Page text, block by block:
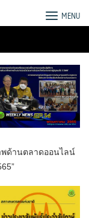
MENU
พด้านตลาดออนไลน์